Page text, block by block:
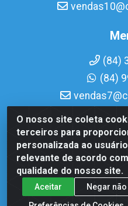
O nosso site coleta
terceiros para
personalizada ao
relevante de acordo
qualidade do nosso site.
Aceitar
Negar
(84)
(84)
Casa Norte LTDA - Av.
Dix-Sept Rosado, Natal/